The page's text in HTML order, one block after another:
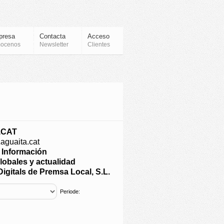
Contacta
Newsletter
Acceso
Clientes
Información
y actualidad
de Premsa Local, S.L.
Periode: